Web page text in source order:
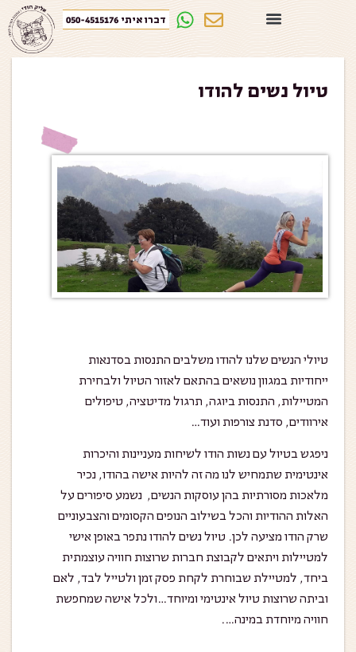
דברו איתי 050-4515176
טיול נשים להודו
טיולי הנשים שלנו להודו משלבים התנסות בסדנאות
ייחודיות במגוון נושאים בהתאם לאזור הטיול ולבחירת
המטיילות, התנסות ביוגה, תרגול מדיטציה, טיפולים
אירוודים, סדנת צורפות ועוד…
ניפגש בטיול עם נשות הודו לשיחות מעניינות והיכרות
אינטימית שתמחיש לנו מה זה להיות אישה בהודו, נכיר
מלאכות מסורתיות בהן עוסקות הנשים, נשמע סיפורים על
האלות ההודיות והכל בשילוב הנופים הקסומים והצבעוניים
שרק הודו מציעה לכן. טיול נשים להודו נתפר באופן אישי
למטיילות ויתאים לקבוצת חברות שרוצות חוויה עוצמתית
ביחד, למטיילת שבוחרת לקחת פסק זמן ולטייל לבד, לאם
וביתה שרוצות טיול אינטימי ומיוחד…ולכל אישה שמחפשת
חוויה מיוחדת במינה….